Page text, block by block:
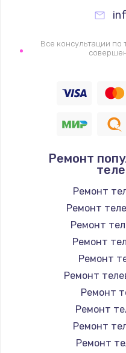
Не
Замена
Замена
Все консультации
Ремонт
Ремонт
Ремонт
Ремонт
Ремонт
Ремонт
Ремонт
Ремонт
Ремонт
Ремонт
Ремонт